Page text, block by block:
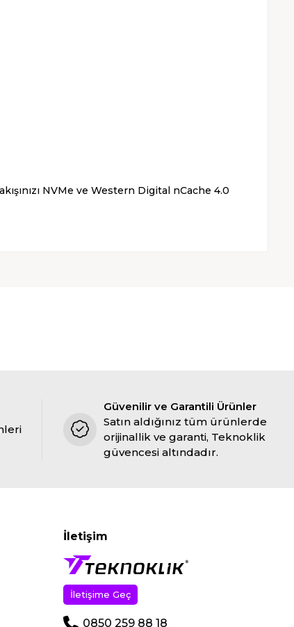
NVMe ve Western Digital nCache 4.0
Güvenilir ve Garantili Ürünler
Satın aldığınız tüm ürünlerde
orijinallik ve garanti, Teknoklik
güvencesi altındadır.
İletişim
İletişime Geç
0850 259 88 18